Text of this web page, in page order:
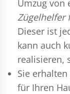
Umzug von
Zügelhelfer
Dieser ist
kann auch
realisieren,
Sie
für Ihren